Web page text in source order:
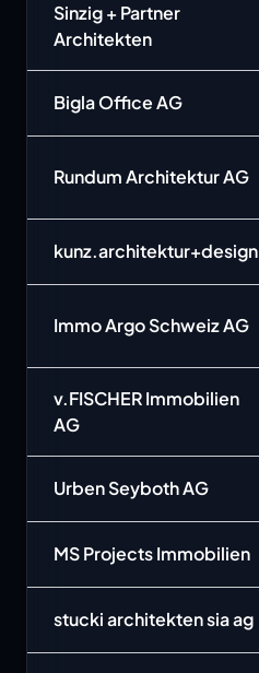
Sinzig + Partner
Architekten
Bigla Office AG
Rundum Architektur AG
kunz.architektur+design
Immo Argo Schweiz AG
v.FISCHER Immobilien
AG
Urben Seyboth AG
MS Projects Immobilien
stucki architekten sia ag